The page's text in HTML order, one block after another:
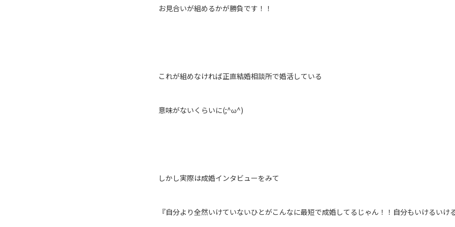
お見合いが組めるかが勝負です！！
これが組めなければ正直結婚相談所で婚活している
意味がないくらいに(;^ω^)
しかし実際は成婚インタビューをみて
『自分より全然いけていないひとがこんなに最短で成婚してるじゃん！！自分もいけるい